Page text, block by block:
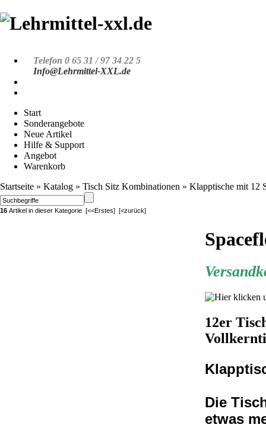
Telefon 0 65 31 / 97 34 22 5
Info@Lehrmittel-XXL.de
Start
Sonderangebote
Neue Artikel
Hilfe & Support
Angebot
Warenkorb
Startseite » Katalog » Tisch Sitz Kombinationen » Klapptische mit 12
16 Artikel in dieser Kategorie [<<Erstes] [<zurück]
12er
Die
etwas